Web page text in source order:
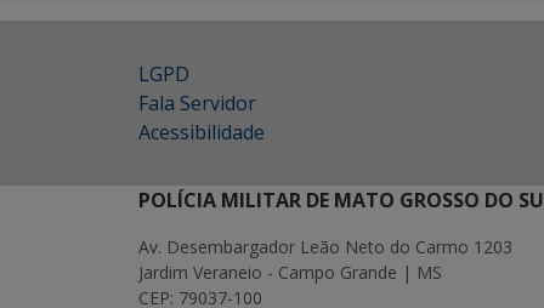
LGPD
Fala Servidor
Acessibilidade
POLÍCIA MILITAR DE MATO GROSSO DO
Av. Desembargador Leão Neto do Carmo 1203
Jardim Veraneio - Campo Grande | MS
CEP: 79037-100